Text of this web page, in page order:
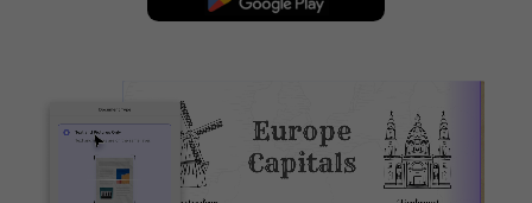
Sortie de haute qualité
Produisez des fichiers de taille réduite avec une qualité
l'OCR.
Précision jusqu'à 99%